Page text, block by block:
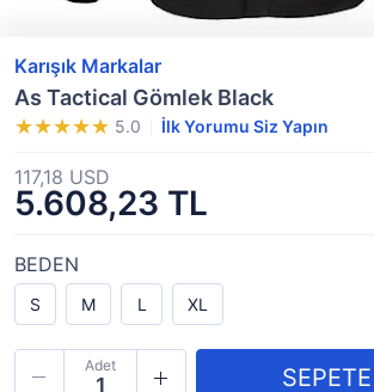
Karışık Markalar
As Tactical Gömlek Black
5.0 İlk Yorumu Siz Yapın
5.608,23 TL
117,18 USD
BEDEN
S M L XL
Adet